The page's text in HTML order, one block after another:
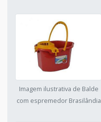
Imagem ilustrativa de Balde
com espremedor Brasilândia